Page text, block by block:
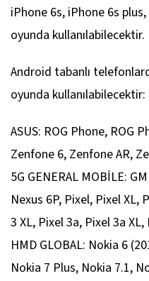
iPhone 6s, iPhone 6s
oyunda kullanılabilecektir.
Android tabanlı
oyunda kullanılabilecektir:
ASUS: ROG Phone, ROG
Zenfone 6, Zenfone AR,
5G GENERAL MOBİLE:
Nexus 6P, Pixel, Pixel XL,
3 XL, Pixel 3a, Pixel 3a
HMD GLOBAL: Nokia 6
Nokia 7 Plus, Nokia 7.1,